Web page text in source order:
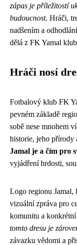
zápas je příležitostí
budoucnost. Hráči,
nadšením a
dělá z FK Yamal
Hráči nosí
Fotbalový klub FK
pevném základě
sobě nese mnohem
historie, jeho přírody
Jamal je a čím pro
vyjádření hrdosti,
Logo regionu Jamal,
vizuální zpráva pro
komunitu a
tomto dresu je
závazku vědomi a